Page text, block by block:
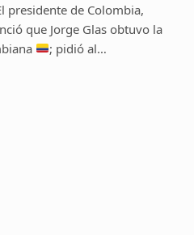
presidente de Colombia,
que Jorge Glas obtuvo la
; pidió al…